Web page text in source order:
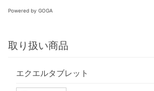
Powered by GOGA
取り扱い商品
エクエルタブレット